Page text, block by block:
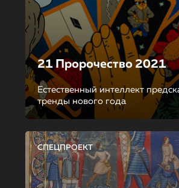
21 Пророчество 2021
Естественный интеллект
тренды нового года
СПЕЦПРОЕКТ